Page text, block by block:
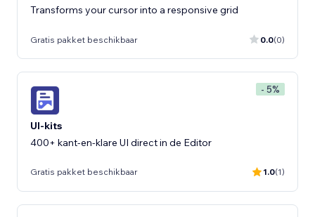
Transforms your cursor into a responsive grid
Gratis pakket beschikbaar 0.0(0)
- 5%
UI-kits
400+ kant-en-klare UI direct in de Editor
Gratis pakket beschikbaar 1.0(1)